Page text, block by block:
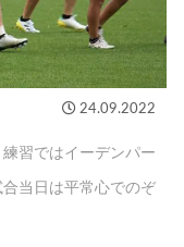
24.09.2022
習ではイーデンパー
当日は平常心でのぞ